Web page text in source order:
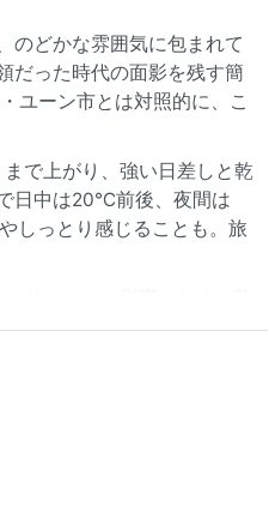
のどかな雰囲気に包まれて
だった時代の面影を残す簡
ユーン市とは対照的に、こ
で上がり、強い日差しと乾
日中は20℃前後、夜間は
しっとり感じることも。旅
ら初夏にかけて頻繁に発生